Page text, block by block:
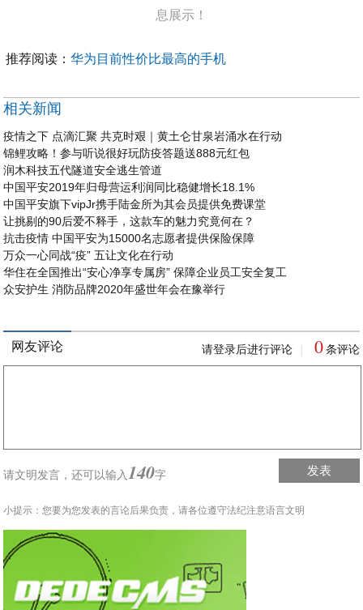
息展示！
推荐阅读：华为目前性价比最高的手机
相关新闻
疫情之下 点滴汇聚 共克时艰｜黄土仑甘泉岩涌水在行动
锦鲤攻略！参与听说很好玩防疫答题送888元红包
润木科技五代隧道安全逃生管道
中国平安2019年归母营运利润同比稳健增长18.1%
中国平安旗下vipJr携手陆金所为其会员提供免费课堂
让挑剔的90后爱不释手，这款车的魅力究竟何在？
抗击疫情 中国平安为15000名志愿者提供保险保障
万众一心同战“疫” 五让文化在行动
华住在全国推出“安心净享专属房” 保障企业员工安全复工
众安护生 消防品牌2020年盛世年会在豫举行
网友评论 请登录后进行评论 0 条评论
请文明发言，还可以输入 140字 发表
小提示：您要为您发表的言论后果负责，请各位遵守法纪注意语言文明